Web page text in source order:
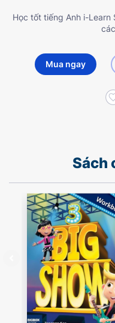
Học tốt tiếng Anh i-Learn
Mua ngay
Sách